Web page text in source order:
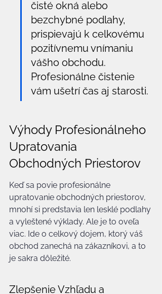
čisté okná alebo
bezchybné podlahy,
prispievajú k celkovému
pozitívnemu vnímaniu
vášho obchodu.
Profesionálne čistenie
vám ušetrí čas aj starosti.
Výhody Profesionálneho
Upratovania
Obchodných Priestorov
Keď sa povie profesionálne
upratovanie obchodných priestorov,
mnohí si predstavia len lesklé podlahy
a vyleštené výklady. Ale je to oveľa
viac. Ide o celkový dojem, ktorý váš
obchod zanechá na zákazníkovi, a to
je sakra dôležité.
Zlepšenie Vzhľadu a